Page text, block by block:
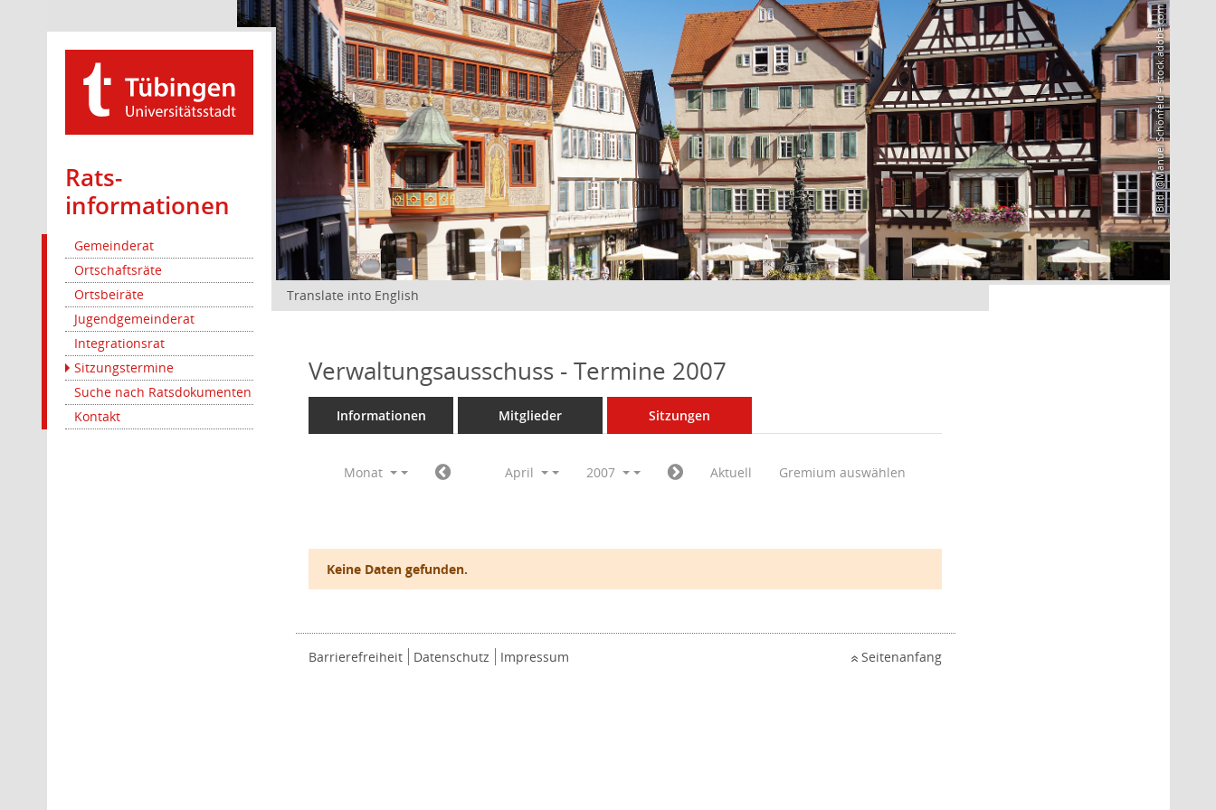
Rats­
informationen
Gemeinderat
Ortschaftsräte
Ortsbeiräte
Jugendgemeinderat
Integrationsrat
Sitzungstermine
Suche nach Ratsdokumenten
Kontakt
Bild: @Manuel Schönfeld – stock.adobe.com
Translate into English
Verwaltungsausschuss - Termine 2007
Informationen Mitglieder Sitzungen
Monat April 2007 Aktuell Gremium auswählen
Keine Daten gefunden.
Barrierefreiheit Datenschutz Impressum Seitenanfang